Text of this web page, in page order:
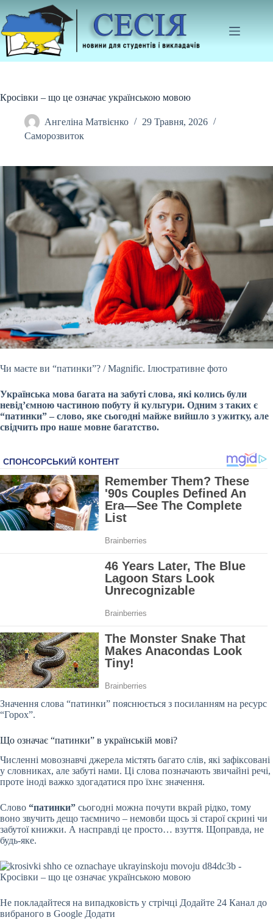
до
вмісту
Кросівки – що це означає українською мовою
Ангеліна Матвієнко
29 Травня, 2026
Саморозвиток
Чи маєте ви “патинки”? / Мagnific. Ілюстративне фото
Українська мова багата на забуті слова, які колись були
невід’ємною частиною побуту й культури. Одним з таких є
“патинки” – слово, яке сьогодні майже вийшло з ужитку, але
свідчить про наше мовне багатство.
Значення слова “патинки” пояснюється з посиланням на ресурс
“Горох”.
Що означає “патинки” в українській мові?
Численні мовознавчі джерела містять багато слів, які зафіксовані
у словниках, але забуті нами. Ці слова позначають звичайні речі,
проте іноді важко здогадатися про їхнє значення.
Слово “патинки” сьогодні можна почути вкрай рідко, тому
воно звучить дещо таємничо – немовби щось зі старої скрині чи
забутої книжки. А насправді це просто… взуття. Щоправда, не
будь-яке.
Не покладайтеся на випадковість у стрічці Додайте 24 Канал до
вибраного в Google Додати